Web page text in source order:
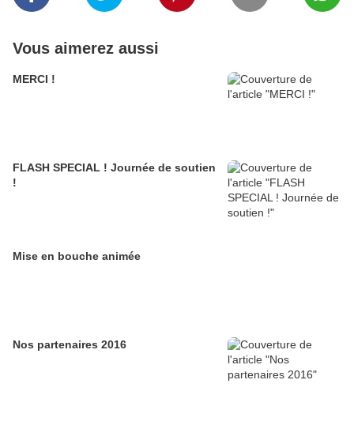
Vous aimerez aussi
MERCI !
FLASH SPECIAL ! Journée de soutien
!
Mise en bouche animée
Nos partenaires 2016